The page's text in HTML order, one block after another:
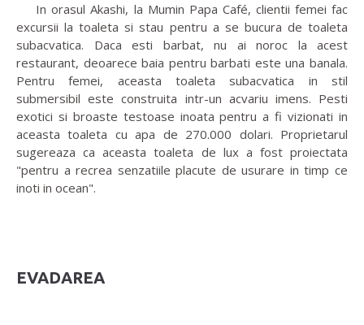
In orasul Akashi, la Mumin Papa Café, clientii femei fac
excursii la toaleta si stau pentru a se bucura de toaleta
subacvatica. Daca esti barbat, nu ai noroc la acest
restaurant, deoarece baia pentru barbati este una banala.
Pentru femei, aceasta toaleta subacvatica in stil
submersibil este construita intr-un acvariu imens. Pesti
exotici si broaste testoase inoata pentru a fi vizionati in
aceasta toaleta cu apa de 270.000 dolari. Proprietarul
sugereaza ca aceasta toaleta de lux a fost proiectata
"pentru a recrea senzatiile placute de usurare in timp ce
inoti in ocean".
EVADAREA